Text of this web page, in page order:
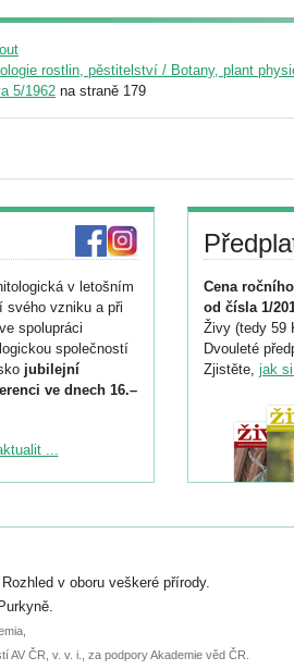
rostlin, pěstitelství / Botany, plant
5/1962 na straně 179
v letošním
svého vzniku a při
spolupráci
společností
jubilejní
ve dnech 16.–
ke konferenci
do 6. září.
nebo
...
Cena
od čísla 1/
Živy (tedy 59
Dvouleté
Zjistěte, jak
v oboru veškeré přírody.
AV ČR, v. v. i., za podpory Akademie věd ČR.